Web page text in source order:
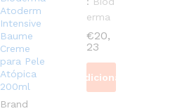
Atoderm
Intensive
Baume
Creme
para Pele
Atópica
200ml
Brand
erma
€20,
23
Adicionar